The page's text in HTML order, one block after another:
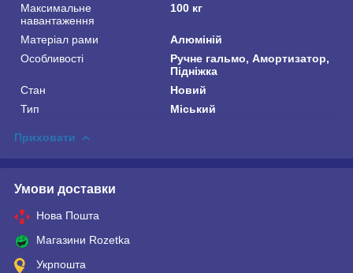
Максимальне
навантаження
100 кг
Матеріал рами
Алюміній
Особливості
Ручне гальмо, Амортизатор,
Підніжка
Стан
Новий
Тип
Міський
Приховати
Умови доставки
Нова Пошта
Магазини Rozetka
Укрпошта